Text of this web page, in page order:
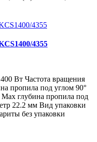
4355
Вт Частота вращения
пропила под углом 90°
глубина пропила под
22.2 мм Вид упаковки
без упаковки